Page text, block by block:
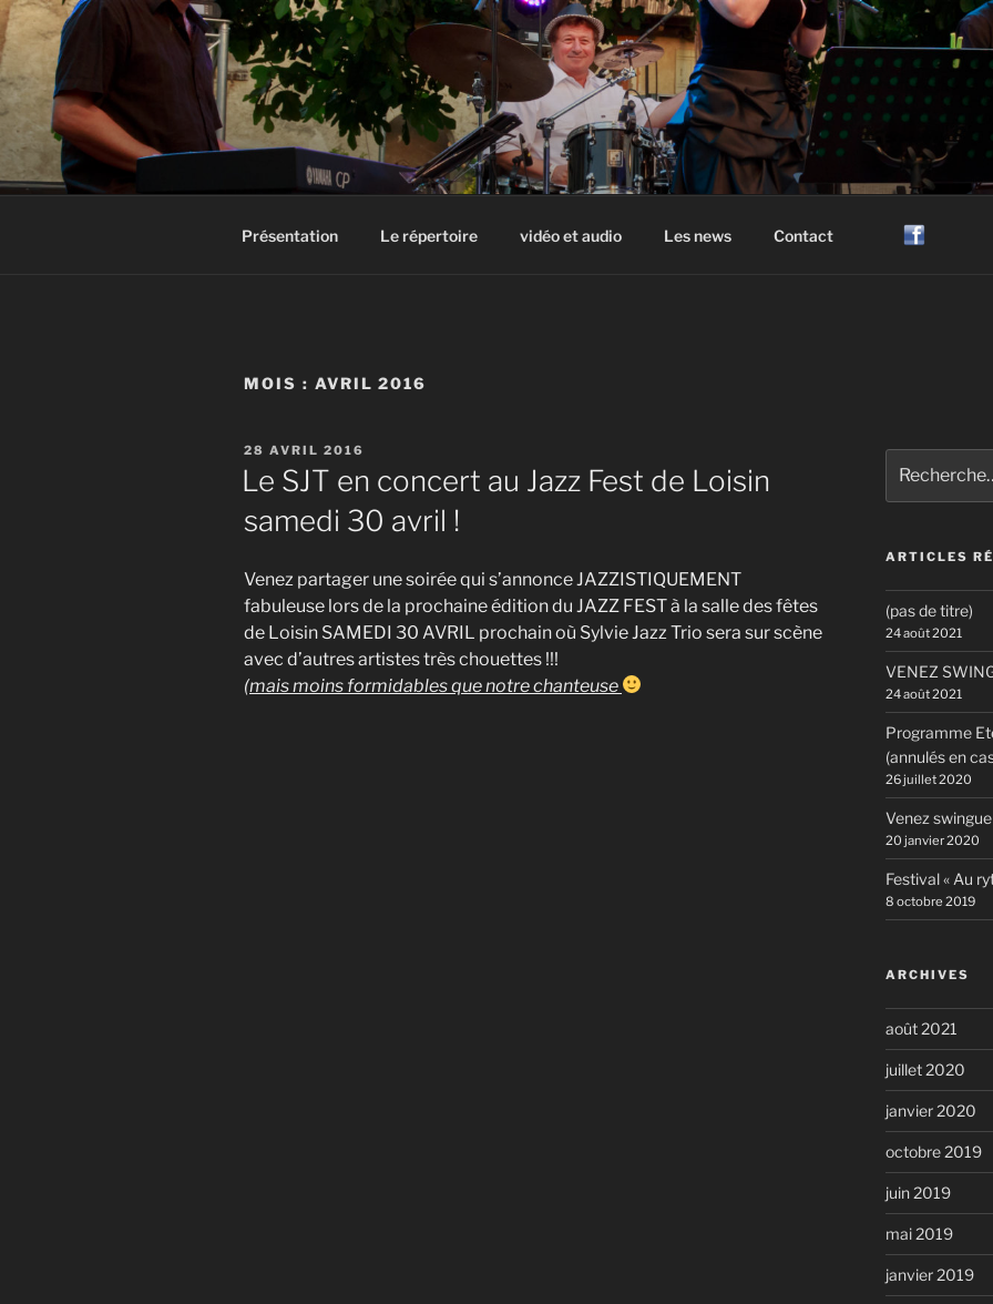
Aller
au
contenu
principal
GROUPE JAZZ HAUTE SAVOIE
Groupe Jazz 74 Thonon Douvaine Geneve Haute Savoie Annecy Evian
Présentation Le répertoire vidéo et audio Les news Contact
MOIS : AVRIL 2016
PUBLIÉ
LE
28 AVRIL 2016
Le SJT en concert au Jazz Fest de Loisin
samedi 30 avril !
Venez partager une soirée qui s’annonce JAZZISTIQUEMENT
fabuleuse lors de la prochaine édition du JAZZ FEST à la salle des fêtes
de Loisin SAMEDI 30 AVRIL prochain où Sylvie Jazz Trio sera sur scène
avec d’autres artistes très chouettes !!!
(mais moins formidables que notre chanteuse
pour
:
ARTICLES
(pas de titre)
24 août 2021
VENEZ
24 août 2021
Programme
(annulés en
26 juillet 2020
Venez
20 janvier 2020
Festival « Au
8 octobre 2019
ARCHIVES
août 2021
juillet 2020
janvier 2020
octobre 2019
juin 2019
mai 2019
janvier 2019